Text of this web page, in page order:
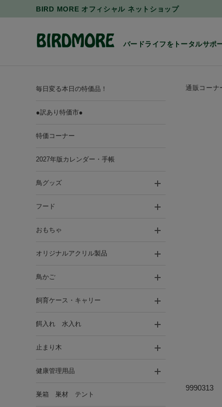
BIRD MORE オフィシャル ネットショップ
バードライフをトータルサポ
通販コーナ
9990313
毎日変る本日の特価品！
●訳あり特価市●
特価コーナー
2027年版カレンダー・手帳
鳥グッズ
フード
おもちゃ
オリジナルアクリル製品
鳥かご
飼育ケース・キャリー
餌入れ 水入れ
止まり木
健康管理用品
巣箱 巣材 テント